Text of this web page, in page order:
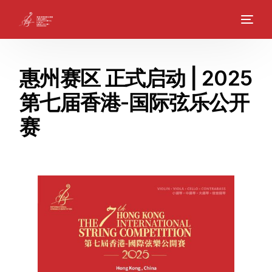
惠州赛区 正式启动 | 2025
第七届香港-国际弦乐公开
赛